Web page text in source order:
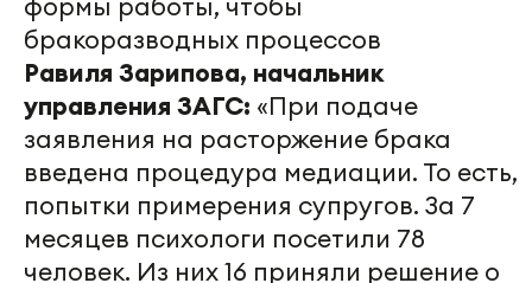
бракоразводных процессов
Равиля Зарипова, начальник
управления ЗАГС: «При подаче
заявления на расторжение брака
введена процедура медиации. То есть,
попытки примерения супругов. За 7
месяцев психологи посетили 78
человек. Из них 16 приняли решение о